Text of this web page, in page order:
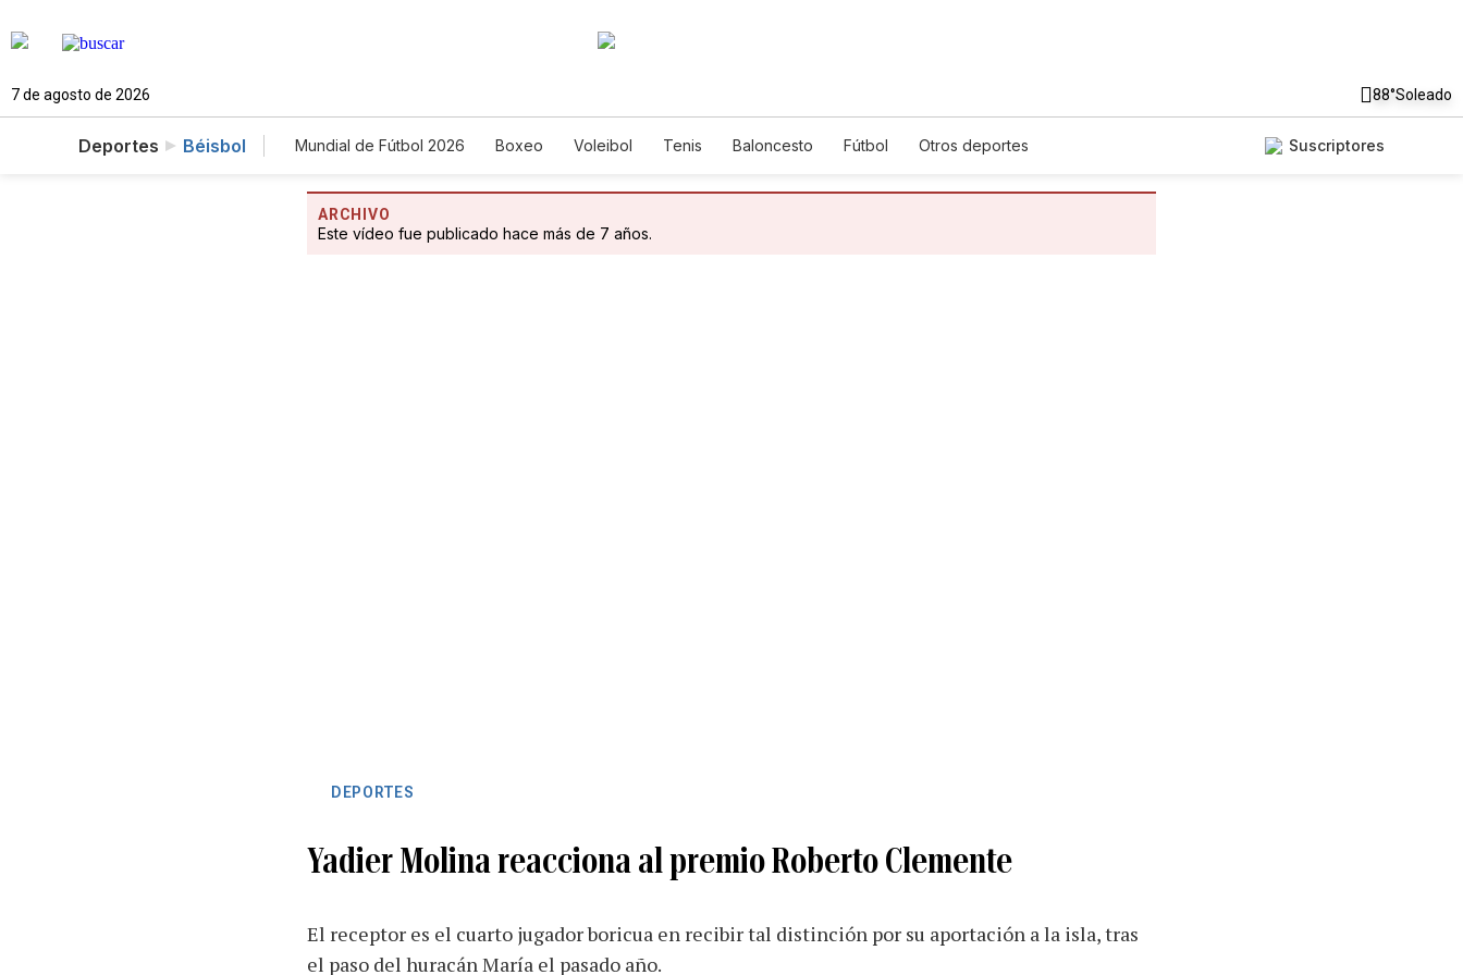
7 de agosto de 2026 88°Soleado
Deportes Béisbol Mundial de Fútbol 2026 Boxeo Voleibol Tenis Baloncesto Fútbol Otros deportes Suscriptores
ARCHIVO
Este vídeo fue publicado hace más de 7 años.
DEPORTES
Yadier Molina reacciona al premio Roberto Clemente
El receptor es el cuarto jugador boricua en recibir tal distinción por su aportación a la isla, tras
el paso del huracán María el pasado año.